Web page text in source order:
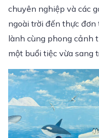
chuyên nghiệp và các
ngoài trời đến thực
lành cùng phong cảnh
một buổi tiệc vừa sang